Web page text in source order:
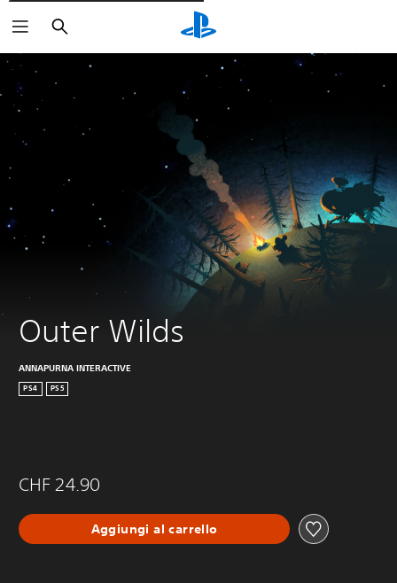
Cerca
Outer Wilds
ANNAPURNA INTERACTIVE
PS4 PS5
CHF 24.90
Aggiungi al carrello